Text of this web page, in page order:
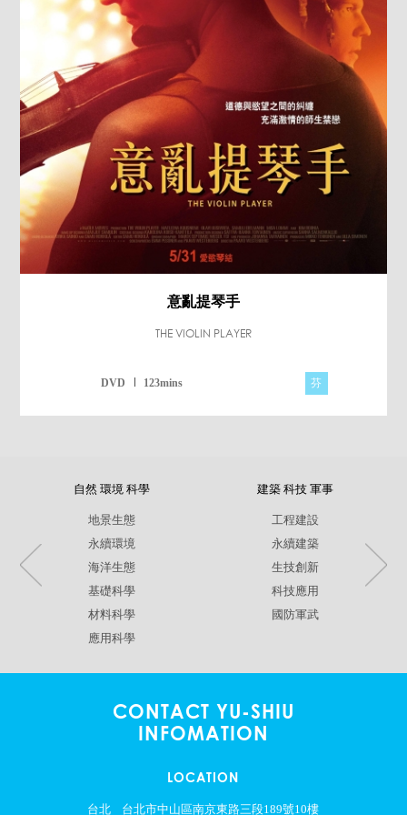
意亂提琴手
THE VIOLIN PLAYER
DVD 123mins 芬
自然 環境 科學
地景生態
永續環境
海洋生態
基礎科學
材料科學
應用科學
建築 科技 軍事
工程建設
永續建築
生技創新
科技應用
國防軍武
CONTACT YU-SHIU
INFOMATION
LOCATION
台北 台北市中山區南京東路三段189號10樓